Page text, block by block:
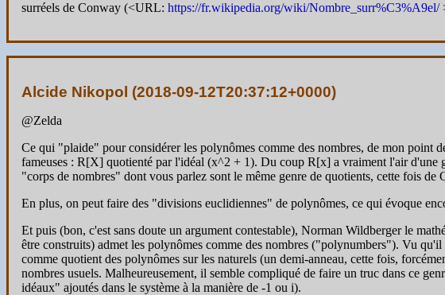
surréels de Conway (<URL: https://fr.wikipedia.org/wiki/Nombre_surr%C3%A9el/
Alcide Nikopol (2018-09-12T20:37:12+0000)
@Zelda
Ce qui "plaide" pour considérer les polynômes comme des nombres, de mon point
fameuses : R[X] quotienté par l'idéal (x^2 + 1). Du coup R[x] a vraiment l'air
"corps de nombres" dont vous parlez sont le même genre de quotients, cette fois
En plus, on peut faire des "divisions euclidiennes" de polynômes, ce qui évoque
Et puis (bon, c'est sans doute un argument contestable), Norman Wildberger le
être construits) admet les polynômes comme des nombres ("polynumbers"). Vu
comme quotient des polynômes sur les naturels (un demi-anneau, cette fois,
nombres usuels. Malheureusement, il semble compliqué de faire un truc dans ce
idéaux" ajoutés dans le système à la manière de -1 ou i).